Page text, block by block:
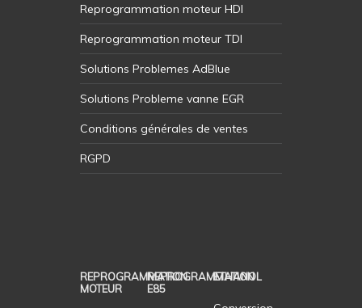
Reprogrammation moteur HDI
Reprogrammation moteur TDI
Solutions Problemes AdBlue
Solutions Probleme vanne EGR
Conditions générales de ventes
RGPD
REPROGRAMMATION
MOTEUR
REPROGRAMMATION
E85
ETHANOL